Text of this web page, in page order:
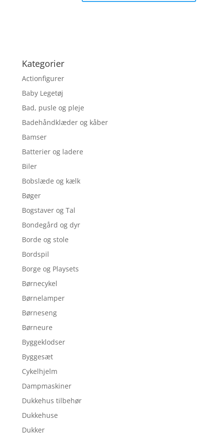
Kategorier
Actionfigurer
Baby Legetøj
Bad, pusle og pleje
Badehåndklæder og kåber
Bamser
Batterier og ladere
Biler
Bobslæde og kælk
Bøger
Bogstaver og Tal
Bondegård og dyr
Borde og stole
Bordspil
Borge og Playsets
Børnecykel
Børnelamper
Børneseng
Børneure
Byggeklodser
Byggesæt
Cykelhjelm
Dampmaskiner
Dukkehus tilbehør
Dukkehuse
Dukker